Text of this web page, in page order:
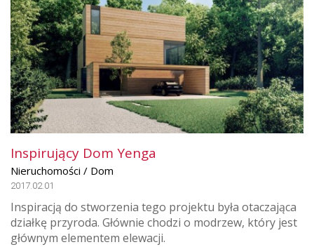
Inspirujący Dom Yenga
Nieruchomości / Dom
2017.02.01
Inspiracją do stworzenia tego projektu była otaczająca
działkę przyroda. Głównie chodzi o modrzew, który jest
głównym elementem elewacji.